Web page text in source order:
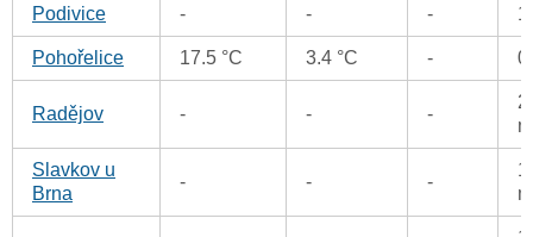
Podivice - - - 1
Pohořelice 17.5 °C 3.4 °C - 0
Radějov - - -
Slavkov u
Brna
- - -